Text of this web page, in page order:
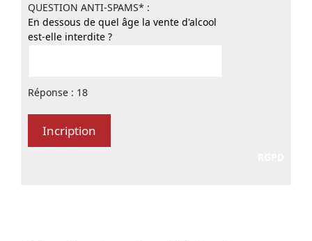
QUESTION ANTI-SPAMS* :
En dessous de quel âge la vente d'alcool
est-elle interdite ?
Réponse : 18